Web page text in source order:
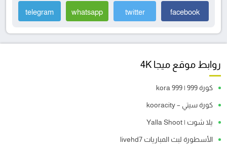
facebook
twitter
whatsapp
telegram
روابط موقع ميجا 4K
كورة 999 | kora 999
كورة سيتي – kooracity
يلا شوت | Yalla Shoot
الأسطورة لبث المباريات livehd7